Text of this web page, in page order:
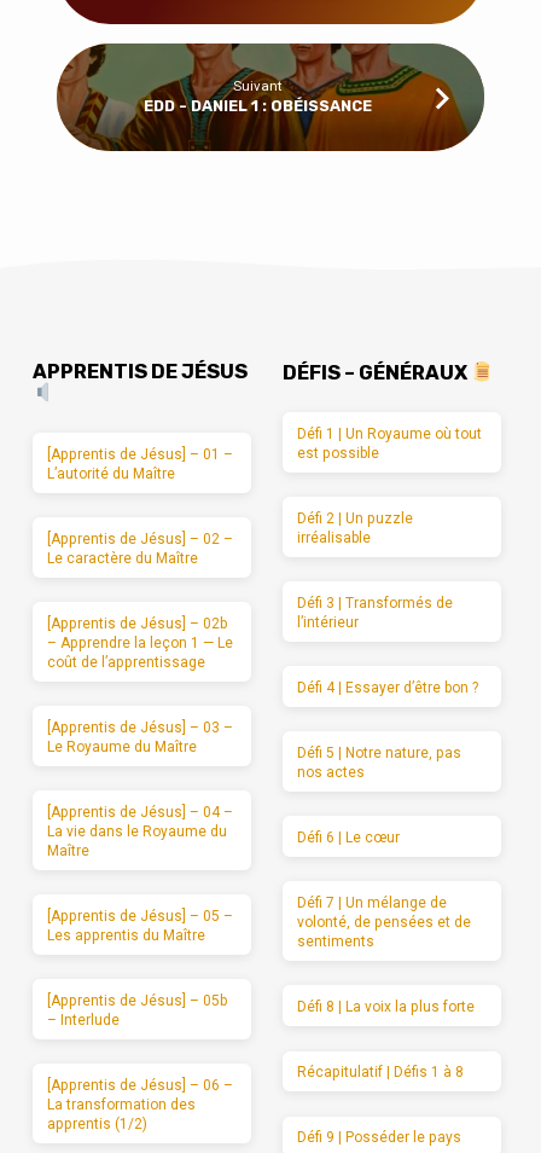
Suivant
EDD - DANIEL 1 : OBÉISSANCE
APPRENTIS DE JÉSUS
[Apprentis de Jésus] – 01 –
L’autorité du Maître
[Apprentis de Jésus] – 02 –
Le caractère du Maître
[Apprentis de Jésus] – 02b
– Apprendre la leçon 1 — Le
coût de l’apprentissage
[Apprentis de Jésus] – 03 –
Le Royaume du Maître
[Apprentis de Jésus] – 04 –
La vie dans le Royaume du
Maître
[Apprentis de Jésus] – 05 –
Les apprentis du Maître
[Apprentis de Jésus] – 05b
– Interlude
[Apprentis de Jésus] – 06 –
La transformation des
apprentis (1/2)
DÉFIS – GÉNÉRAUX
Défi 1 | Un Royaume où tout
est possible
Défi 2 | Un puzzle
irréalisable
Défi 3 | Transformés de
l’intérieur
Défi 4 | Essayer d’être bon ?
Défi 5 | Notre nature, pas
nos actes
Défi 6 | Le cœur
Défi 7 | Un mélange de
volonté, de pensées et de
sentiments
Défi 8 | La voix la plus forte
Récapitulatif | Défis 1 à 8
Défi 9 | Posséder le pays